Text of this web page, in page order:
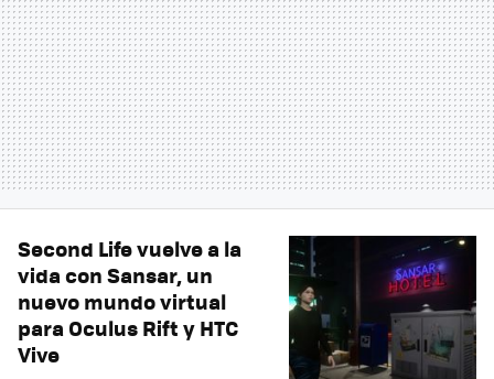
Second Life vuelve a la
vida con Sansar, un
nuevo mundo virtual
para Oculus Rift y HTC
Vive